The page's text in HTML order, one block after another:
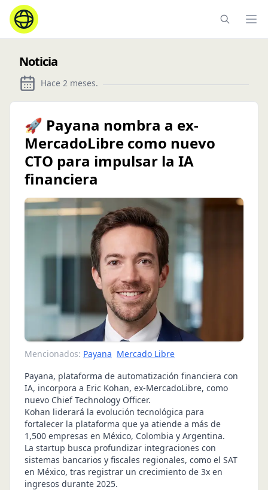
Noticia
Hace 2 meses.
🚀 Payana nombra a ex-
MercadoLibre como nuevo
CTO para impulsar la IA
financiera
Mencionados: Payana Mercado Libre
Payana, plataforma de automatización financiera con
IA, incorpora a Eric Kohan, ex-MercadoLibre, como
nuevo Chief Technology Officer.
Kohan liderará la evolución tecnológica para
fortalecer la plataforma que ya atiende a más de
1,500 empresas en México, Colombia y Argentina.
La startup busca profundizar integraciones con
sistemas bancarios y fiscales regionales, como el SAT
en México, tras registrar un crecimiento de 3x en
ingresos durante 2025.